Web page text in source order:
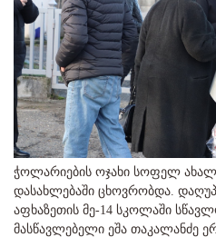
ჭოლარიების ოჯახი სოფელ
დასახლებაში ცხოვრობდა.
აფხაზეთის მე-14 სკოლაში
მასწავლებელი ეშა თაკალანძე